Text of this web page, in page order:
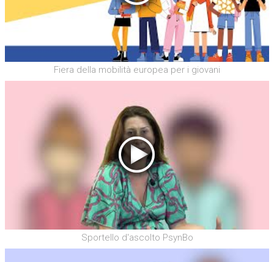
Fiera della mobilità europea per i giovani
Sportello d'ascolto PsynBo